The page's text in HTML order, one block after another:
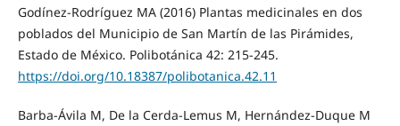
Godínez-Rodríguez MA (2016) Plantas medicinales en dos
poblados del Municipio de San Martín de las Pirámides,
Estado de México. Polibotánica 42: 215-245.
https://doi.org/10.18387/polibotanica.42.11
Barba-Ávila M, De la Cerda-Lemus M, Hernández-Duque M